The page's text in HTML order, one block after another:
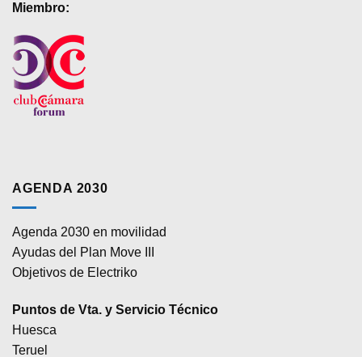
Miembro:
AGENDA 2030
Agenda 2030 en movilidad
Ayudas del Plan Move III
Objetivos de Electriko
Puntos de Vta. y Servicio Técnico
Huesca
Teruel